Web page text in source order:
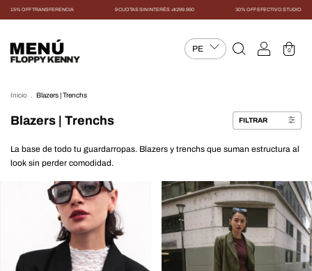
15% OFF TRANSFERENCIA 9 CUOTAS SIN INTERÉS +$299.990 30% OFF EFECTIVO STUDIO
MENÚ 0
Inicio Blazers | Trenchs
Blazers | Trenchs FILTRAR
La base de todo tu guardarropas. Blazers y trenchs que suman estructura al
look sin perder comodidad.